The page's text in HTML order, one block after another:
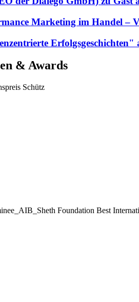
Marketing im Handel –
Erfolgsgeschichten"
& Awards